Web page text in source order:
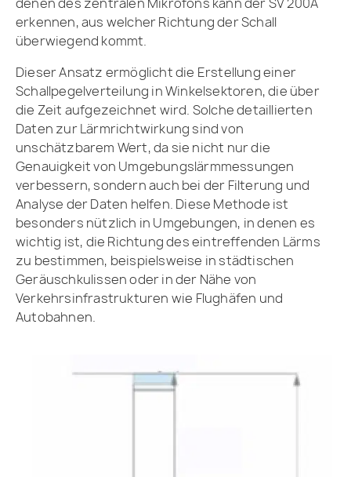
erkennen, aus welcher Richtung der Schall
überwiegend kommt.
Dieser Ansatz ermöglicht die Erstellung einer
Schallpegelverteilung in Winkelsektoren, die über
die Zeit aufgezeichnet wird. Solche detaillierten
Daten zur Lärmrichtwirkung sind von
unschätzbarem Wert, da sie nicht nur die
Genauigkeit von Umgebungslärmmessungen
verbessern, sondern auch bei der Filterung und
Analyse der Daten helfen. Diese Methode ist
besonders nützlich in Umgebungen, in denen es
wichtig ist, die Richtung des eintreffenden Lärms
zu bestimmen, beispielsweise in städtischen
Geräuschkulissen oder in der Nähe von
Verkehrsinfrastrukturen wie Flughäfen und
Autobahnen.